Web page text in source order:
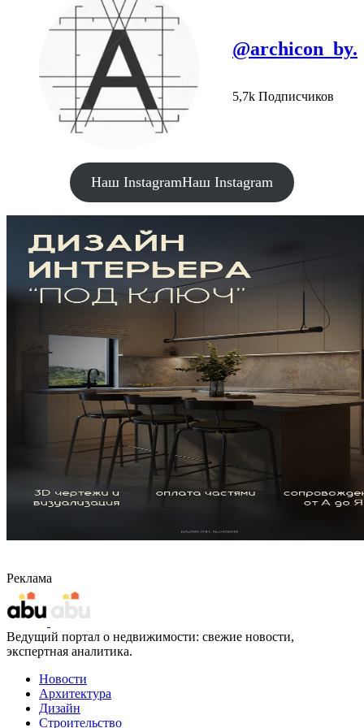
@archicon_by.
5,7k Подписчиков
Наш InstagramНаш Instagram
Реклама
Ведущий портал о недвижимости: свежие новости,
экспертная аналитика.
Новости
Архитектура
Дизайн
Строительство